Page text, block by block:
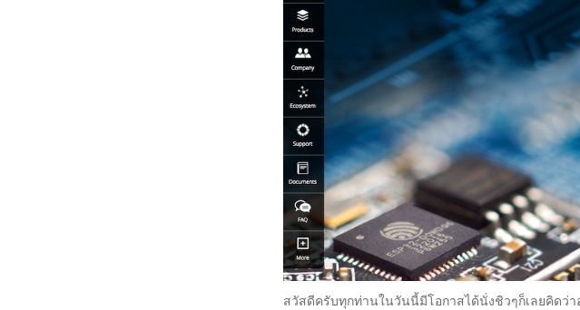
สวัสดีครับทุกท่านในวันนี้มีโอกาสได้นั่งชิวๆก็เลยคิดว่า